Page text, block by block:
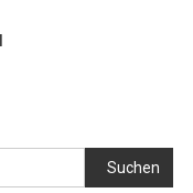
Suchen